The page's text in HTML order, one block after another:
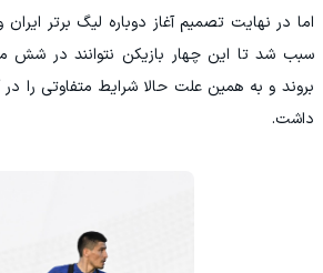
اما در نهایت تصمیم آغاز دوباره لیگ برتر
سبب شد تا این چهار بازیکن نتوانند در شش
بروند و به همین علت حالا شرایط متفاوتی را
داشت.